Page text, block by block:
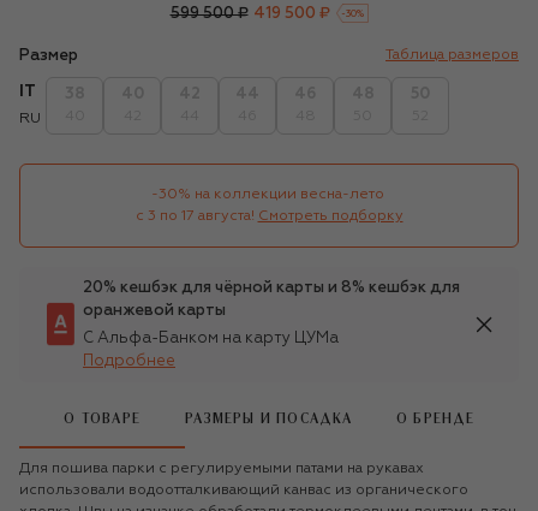
599 500 ₽ 419 500 ₽ -30%
Размер Таблица размеров
RU
-30% на коллекции весна-лето
с 3 по 17 августа! Смотреть подборку
20% кешбэк для чёрной карты и 8% кешбэк для
оранжевой карты
С Альфа-Банком на карту ЦУМа
Подробнее
О ТОВАРЕ РАЗМЕРЫ И ПОСАДКА О БРЕНДЕ
Для пошива парки с регулируемыми патами на рукавах
использовали водоотталкивающий канвас из органического